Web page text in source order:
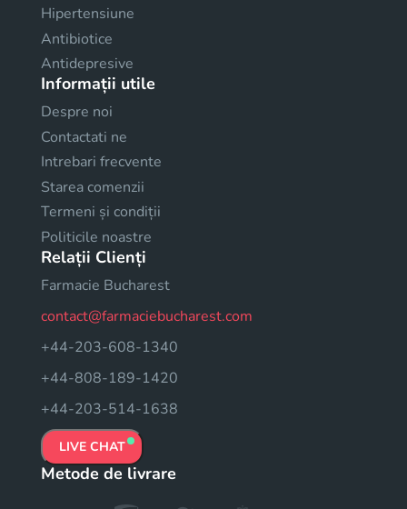
Hipertensiune
Antibiotice
Antidepresive
Informații utile
Despre noi
Contactati ne
Intrebari frecvente
Starea comenzii
Termeni și condiții
Politicile noastre
Relații Clienți
Farmacie Bucharest
contact@farmaciebucharest.com
+44-203-608-1340
+44-808-189-1420
+44-203-514-1638
LIVE CHAT
Metode de livrare